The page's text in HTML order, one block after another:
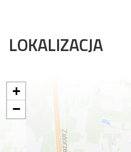
LOKALIZACJA
+
−